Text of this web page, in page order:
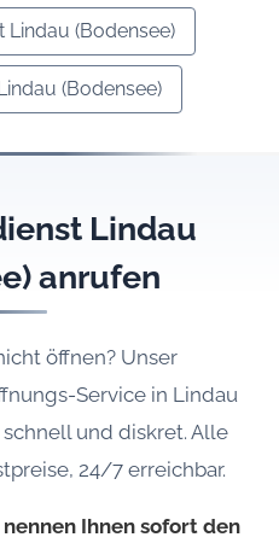
Lindau (Bodensee)
(Bodensee)
Lindau
anrufen
öffnen? Unser
Service in Lindau
und diskret. Alle
24/7 erreichbar.
Ihnen sofort den